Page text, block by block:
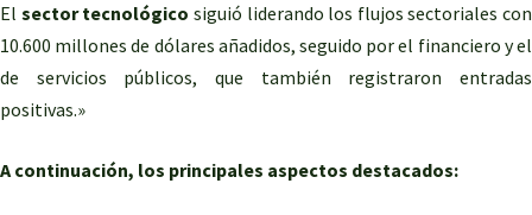
El sector tecnológico siguió liderando los flujos sectoriales con
10.600 millones de dólares añadidos, seguido por el financiero y el
de servicios públicos, que también registraron entradas
positivas.»
A continuación, los principales aspectos destacados: